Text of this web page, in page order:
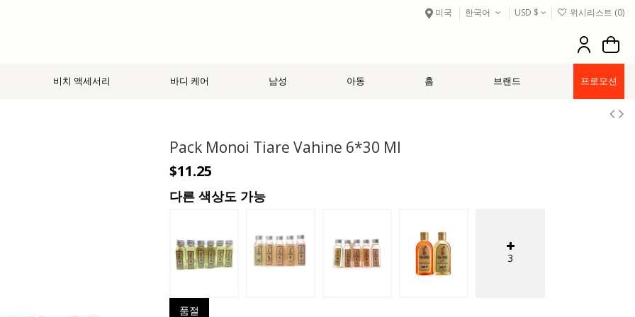
미국 한국어 USD $ 위시리스트 (0)
비치 액세서리 바디 케어 남성 아동 홈 브랜드 프로모션
Pack Monoi Tiare Vahine 6*30 Ml
$11.25
다른 색상도 가능
3
품절